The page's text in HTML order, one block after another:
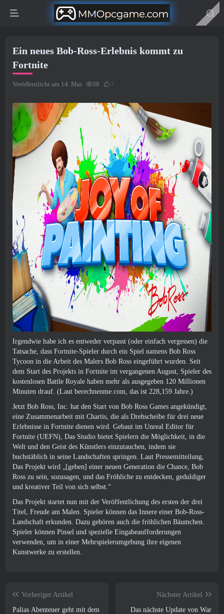
Ein neues Bob-Ross-Erlebnis kommt zu
Fortnite
Veröffentlicht am 14. Mai 38 7
Irgendwie habe ich es entweder verpasst (oder einfach vergessen) die
Tatsache, dass Fortnite-Spieler durch ein Spiel namens Bob Ross
Tycoon in die Arbeit des Malers Bob Ross eingeführt wurden. Seit
dem Start des Projekts in Fortnite im vergangenen August, Spieler des
kostenlosen Battle Royale haben mehr als ausgegeben 120 Millionen
Minuten drauf. (Laut berechnenme.com, das ist 228,159 Jahre.)
Jetzt Bob Ross, Inc. hat den Start von Bob Ross Games angekündigt,
eine Zusammenarbeit mit Chartis, die als Drehscheibe für drei neue
Erlebnisse in Fortnite dienen wird. Gebaut im Unreal Editor für
Fortnite (UEFN), Das Studio bietet Spielern die Möglichkeit, in die
Welt und den Geist des Künstlers einzutauchen, indem sie
buchstäblich in seine Landschaften springen. Laut Pressemitteilung,
Das Projekt wird „[geben] einer neuen Generation die Chance, Bob
Ross zu sein, sozusagen, und das Fröhliche zu entdecken, geduldiger
und kreativer Teil von sich selbst.“
Das Projekt startet nun mit der Veröffentlichung des ersten der drei
Titel, Freude am Malen. Spieler können das Innere einer Bob-Ross-
Landschaft erkunden. Dazu gehören auch die fröhlichen Bäumchen.
Spieler können Pinsel und spezielle Eingabeaufforderungen
verwenden, um in einer Mehrspielerumgebung ihre eigenen
Kunstwerke zu erstellen.
Vorheriger Artikel
Palias Abenteuer geht mit dem
Nächster Artikel
Das nächste Update von War